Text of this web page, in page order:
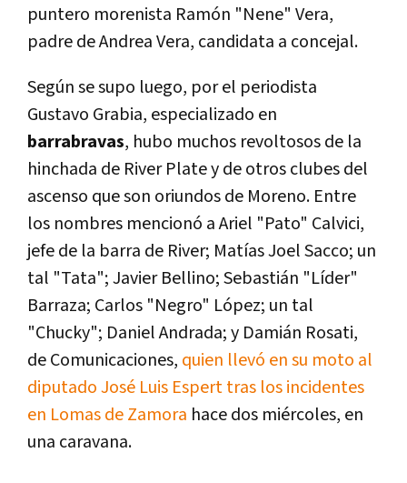
puntero morenista Ramón "Nene" Vera,
padre de Andrea Vera, candidata a concejal.
Según se supo luego, por el periodista
Gustavo Grabia, especializado en
barrabravas, hubo muchos revoltosos de la
hinchada de River Plate y de otros clubes del
ascenso que son oriundos de Moreno. Entre
los nombres mencionó a Ariel "Pato" Calvici,
jefe de la barra de River; Matías Joel Sacco; un
tal "Tata"; Javier Bellino; Sebastián "Líder"
Barraza; Carlos "Negro" López; un tal
"Chucky"; Daniel Andrada; y Damián Rosati,
de Comunicaciones, quien llevó en su moto al
diputado José Luis Espert tras los incidentes
en Lomas de Zamora hace dos miércoles, en
una caravana.